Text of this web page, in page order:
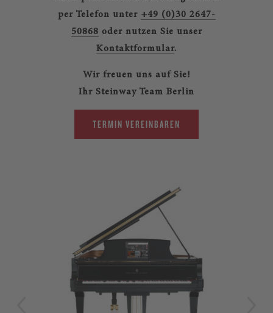
per Telefon unter +49 (0)30 2647-
50868 oder nutzen Sie unser
Kontaktformular.
Wir freuen uns auf Sie!
Ihr Steinway Team Berlin
TERMIN VEREINBAREN